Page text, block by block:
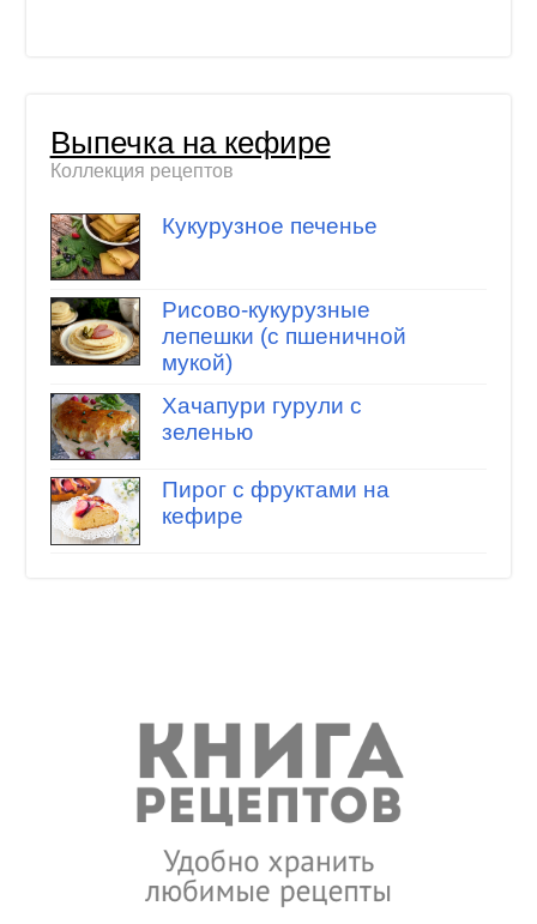
Выпечка на кефире
Коллекция рецептов
Кукурузное печенье
Рисово-кукурузные
лепешки (с пшеничной
мукой)
Хачапури гурули с
зеленью
Пирог с фруктами на
кефире